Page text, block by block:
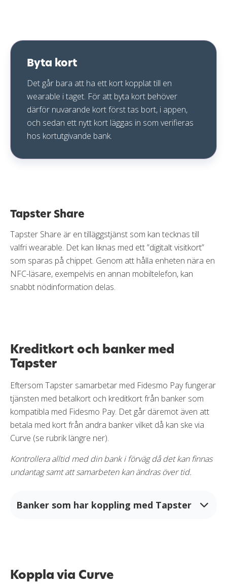
Byta kort
Det går bara att ha ett kort kopplat till en
wearable i taget. För att byta kort behöver
därför nuvarande kort först tas bort, i appen,
och sedan ett nytt kort läggas in som verifieras
hos kortutgivande bank.
Tapster Share
Tapster Share är en tilläggstjänst som kan tecknas till
valfri wearable. Det kan liknas med ett ”digitalt visitkort”
som sparas på chippet. Genom att hålla enheten nära en
NFC-läsare, exempelvis en annan mobiltelefon, kan
snabbt nödinformation delas.
Kreditkort och banker med
Tapster
Eftersom Tapster samarbetar med Fidesmo Pay fungerar
tjänsten med betalkort och kreditkort från banker som
kompatibla med Fidesmo Pay. Det går däremot även att
betala med kort från andra banker vilket då kan ske via
Curve (se rubrik längre ner).
Kontrollera alltid med din bank i förväg då det kan finnas
undantag samt att samarbeten kan ändras över tid.
Banker som har koppling med Tapster
Handelsbanken
Koppla via Curve